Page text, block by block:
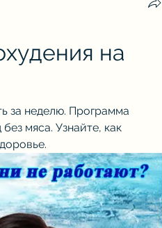
на
за неделю. Программа
мяса. Узнайте, как